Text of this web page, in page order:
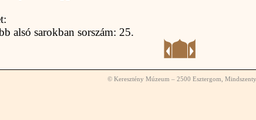
alsó sarokban sorszám: 25.
© Keresztény Múzeum – 2500 Esztergom,